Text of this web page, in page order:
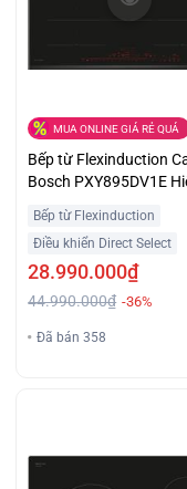
MUA ONLINE GIÁ RẺ QUÁ
Bếp từ Flexinduction
Bosch PXY895DV1E
Bếp từ Flexinduction
Điều khiển Direct Select
28.990.000₫
44.990.000₫ -36%
Đã bán 358